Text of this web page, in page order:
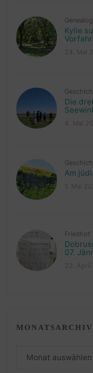
Kylie
Die
Am
Friedhof
07.
MONATSARCHIV
Monatsarchiv